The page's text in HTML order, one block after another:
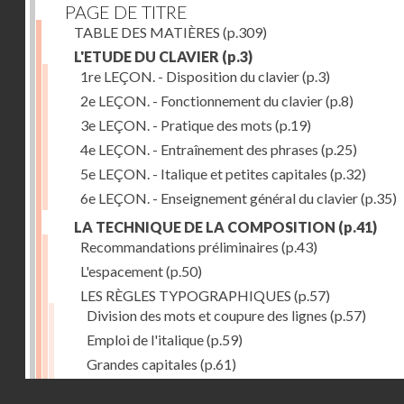
PAGE DE TITRE
TABLE DES MATIÈRES (p.309)
L'ETUDE DU CLAVIER (p.3)
1re LEÇON. - Disposition du clavier(p.3)
2e LEÇON. - Fonctionnement du clavier(p.8)
3e LEÇON. - Pratique des mots (p.19)
4e LEÇON. - Entraînement des phrases (p.25)
5e LEÇON. - Italique et petites capitales (p.32)
6e LEÇON. - Enseignement général du clavier(p.35)
LA TECHNIQUE DE LA COMPOSITION (p.41)
Recommandations préliminaires (p.43)
L'espacement(p.50)
LES RÈGLES TYPOGRAPHIQUES (p.57)
Division des mots et coupure des lignes (p.57)
Emploi de l'italique(p.59)
Grandes capitales (p.61)